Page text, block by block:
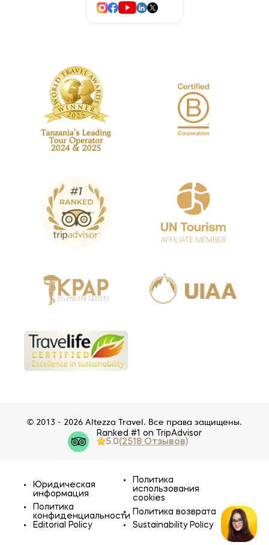
© 2013 - 2026 Altezza Travel. Все права защищены.
Ranked #1 on TripAdvisor
5.0(2518 Отзывов)
Юридическая
информация
Политика
использования
cookies
Политика
конфиденциальности
Политика возврата
Editorial Policy
Sustainability Policy